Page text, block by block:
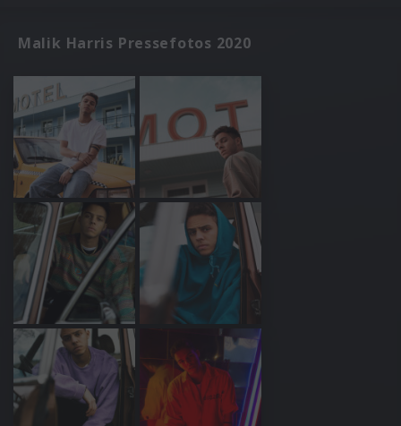
Malik Harris Pressefotos 2020